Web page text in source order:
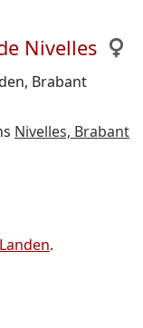
Nivelles
Brabant
Nivelles, Brabant
.